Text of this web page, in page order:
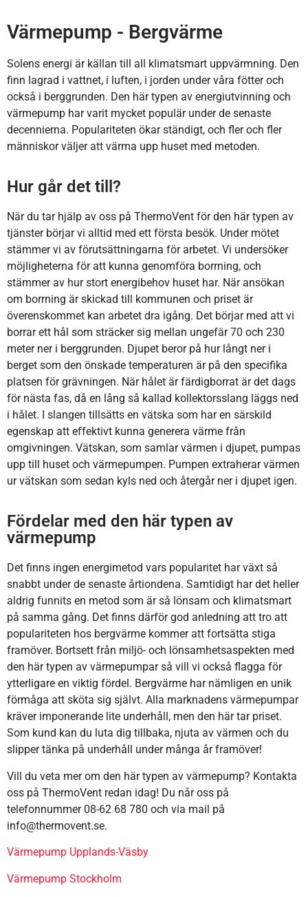
Värmepump - Bergvärme
Solens energi är källan till all klimatsmart uppvärmning. Den
finn lagrad i vattnet, i luften, i jorden under våra fötter och
också i berggrunden. Den här typen av energiutvinning och
värmepump har varit mycket populär under de senaste
decennierna. Populariteten ökar ständigt, och fler och fler
människor väljer att värma upp huset med metoden.
Hur går det till?
När du tar hjälp av oss på ThermoVent för den här typen av
tjänster börjar vi alltid med ett första besök. Under mötet
stämmer vi av förutsättningarna för arbetet. Vi undersöker
möjligheterna för att kunna genomföra borrning, och
stämmer av hur stort energibehov huset har. När ansökan
om borrning är skickad till kommunen och priset är
överenskommet kan arbetet dra igång. Det börjar med att vi
borrar ett hål som sträcker sig mellan ungefär 70 och 230
meter ner i berggrunden. Djupet beror på hur långt ner i
berget som den önskade temperaturen är på den specifika
platsen för grävningen. När hålet är färdigborrat är det dags
för nästa fas, då en lång så kallad kollektorsslang läggs ned
i hålet. I slangen tillsätts en vätska som har en särskild
egenskap att effektivt kunna generera värme från
omgivningen. Vätskan, som samlar värmen i djupet, pumpas
upp till huset och värmepumpen. Pumpen extraherar värmen
ur vätskan som sedan kyls ned och återgår ner i djupet igen.
Fördelar med den här typen av
värmepump
Det finns ingen energimetod vars popularitet har växt så
snabbt under de senaste årtiondena. Samtidigt har det heller
aldrig funnits en metod som är så lönsam och klimatsmart
på samma gång. Det finns därför god anledning att tro att
populariteten hos bergvärme kommer att fortsätta stiga
framöver. Bortsett från miljö- och lönsamhetsaspekten med
den här typen av värmepumpar så vill vi också flagga för
ytterligare en viktig fördel. Bergvärme har nämligen en unik
förmåga att sköta sig självt. Alla marknadens värmepumpar
kräver imponerande lite underhåll, men den här tar priset.
Som kund kan du luta dig tillbaka, njuta av värmen och du
slipper tänka på underhåll under många år framöver!
Vill du veta mer om den här typen av värmepump? Kontakta
oss på ThermoVent redan idag! Du når oss på
telefonnummer 08-62 68 780 och via mail på
info@thermovent.se.
Värmepump Upplands-Väsby
Värmepump Stockholm